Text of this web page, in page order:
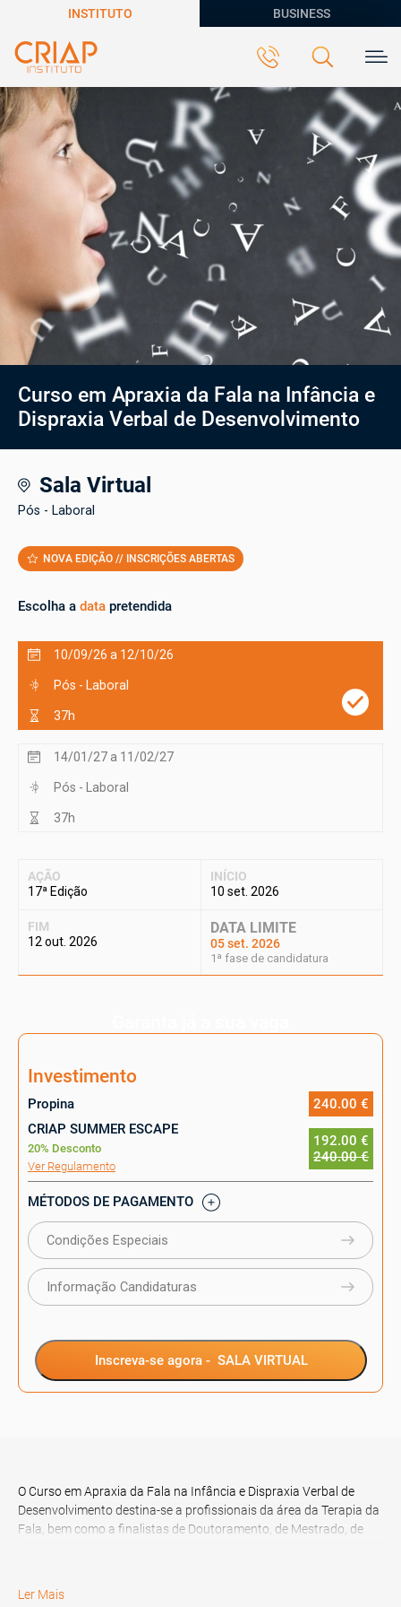
INSTITUTO BUSINESS
Curso em Apraxia da Fala na Infância e
Dispraxia Verbal de Desenvolvimento
Sala Virtual
Pós - Laboral
NOVA EDIÇÃO // INSCRIÇÕES ABERTAS
Escolha a data pretendida
10/09/26 a 12/10/26
Pós - Laboral
37h
14/01/27 a 11/02/27
Pós - Laboral
37h
AÇÃO
17ª Edição
INÍCIO
10 set. 2026
FIM
12 out. 2026
DATA LIMITE
05 set. 2026
1ª fase de candidatura
Investimento
Propina
240.00 €
CRIAP SUMMER ESCAPE
20% Desconto
Ver Regulamento
192.00 €
240.00 €
MÉTODOS DE PAGAMENTO
Condições Especiais
Informação Candidaturas
Inscreva-se agora - SALA VIRTUAL
O Curso em Apraxia da Fala na Infância e Dispraxia Verbal de
Desenvolvimento destina-se a profissionais da área da Terapia da
Fala, bem como a finalistas de Doutoramento, de Mestrado, de
Ler Mais